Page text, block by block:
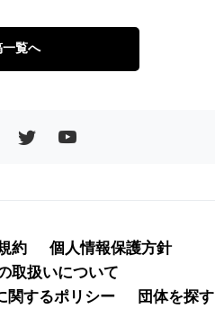
一覧へ
約
個人情報保護方針
取扱いについて
関するポリシー
団体を探す